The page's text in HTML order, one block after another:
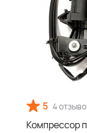
5 4
Компрессор